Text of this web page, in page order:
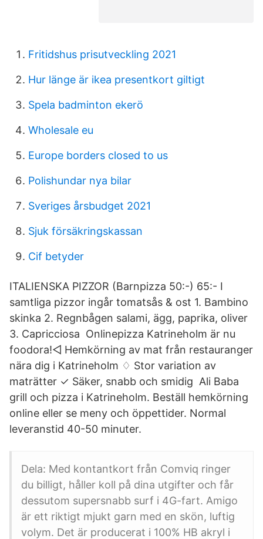
Fritidshus prisutveckling 2021
Hur länge är ikea presentkort giltigt
Spela badminton ekerö
Wholesale eu
Europe borders closed to us
Polishundar nya bilar
Sveriges årsbudget 2021
Sjuk försäkringskassan
Cif betyder
ITALIENSKA PIZZOR (Barnpizza 50:-) 65:- I
samtliga pizzor ingår tomatsås & ost 1. Bambino
skinka 2. Regnbågen salami, ägg, paprika, oliver
3. Capricciosa Onlinepizza Katrineholm är nu
foodora!◅ Hemkörning av mat från restauranger
nära dig i Katrineholm ♢ Stor variation av
maträtter ✓ Säker, snabb och smidig Ali Baba
grill och pizza i Katrineholm. Beställ hemkörning
online eller se meny och öppettider. Normal
leveranstid 40-50 minuter.
Dela: Med kontantkort från Comviq ringer
du billigt, håller koll på dina utgifter och får
dessutom supersnabb surf i 4G-fart. Amigo
är ett riktigt mjukt garn med en skön, luftig
volym. Det är producerat i 100% HB akryl i